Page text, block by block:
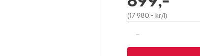
Pris
(17 980,- kr/l)
-